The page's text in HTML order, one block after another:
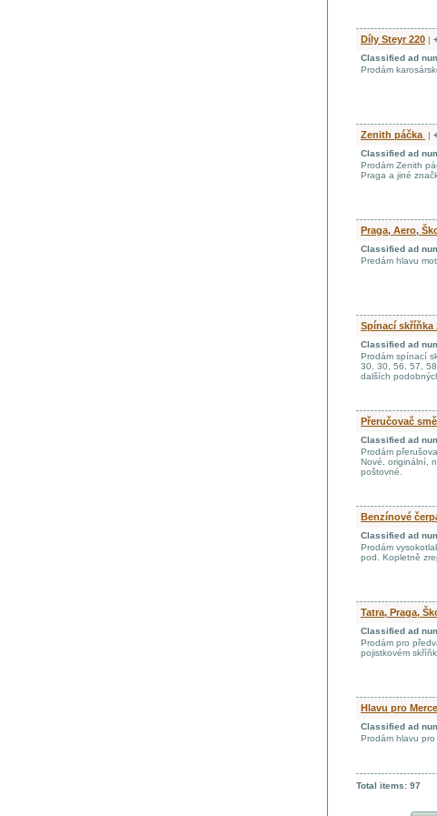
Díly Steyr 220 |
Classified ad
Prodám
Zenith páčka |
Classified ad
Prodám Zenith
Praga a jiné
Praga, Aero,
Classified ad
Predám hlavu
Spínací skříňka
Classified ad
Prodám spínací
30, 30, 56, 57,
dalších
Přeručovač
Classified ad
Prodám
Nové, originální,
poštovné.
Benzínové
Classified ad
Prodám
pod. Kopletně
Tatra, Praga,
Classified ad
Prodám pro
pojistkovém
Hlavu pro
Classified ad
Prodám hlavu
Total items: 97